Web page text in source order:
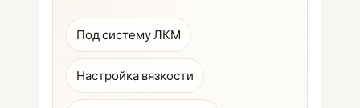
Под систему ЛКМ
Настройка вязкости